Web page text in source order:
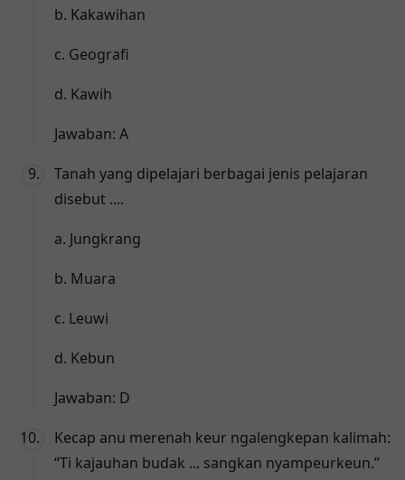
b. Kakawihan
c. Geografi
d. Kawih
Jawaban: A
Tanah yang dipelajari berbagai jenis pelajaran
disebut ....
a. Jungkrang
b. Muara
c. Leuwi
d. Kebun
Jawaban: D
Kecap anu merenah keur ngalengkepan kalimah:
“Ti kajauhan budak ... sangkan nyampeurkeun.”